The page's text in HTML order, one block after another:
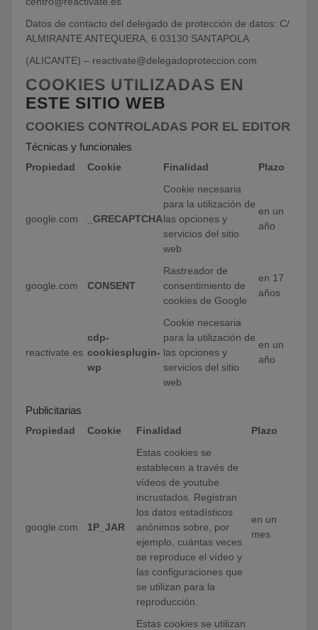
Datos de contacto del delegado de protección de datos: C/
ALMIRANTE ANTEQUERA, 6 03130 SANTAPOLA
(ALICANTE) – reactivate@delegadoproteccion.com
COOKIES UTILIZADAS EN
ESTE SITIO WEB
COOKIES CONTROLADAS POR EL EDITOR
Técnicas y funcionales
Propiedad Cookie Finalidad Plazo
google.com _GRECAPTCHA
Cookie necesaria
para la utilización de
las opciones y
servicios del sitio
web
en un
año
google.com CONSENT
Rastreador de
consentimiento de
cookies de Google
en 17
años
reactivate.es
cdp-
cookiesplugin-
wp
Cookie necesaria
para la utilización de
las opciones y
servicios del sitio
web
en un
año
Publicitarias
Propiedad Cookie Finalidad Plazo
google.com 1P_JAR
Estas cookies se
establecen a través de
vídeos de youtube
incrustados. Registran
los datos estadísticos
anónimos sobre, por
ejemplo, cuántas veces
se reproduce el vídeo y
las configuraciones que
se utilizan para la
reproducción.
en un
mes
Estas cookies se utilizan